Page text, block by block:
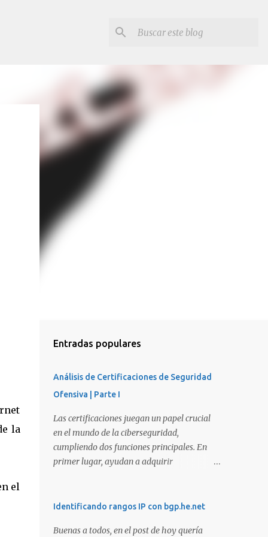
la
el
Entradas populares
Análisis de Certificaciones de Seguridad
Ofensiva | Parte I
Las certificaciones juegan un papel crucial
en el mundo de la ciberseguridad,
cumpliendo dos funciones principales. En
primer lugar, ayudan a adquirir
lugar, proporcionan una manera de
y habilidades. El problema es que, debido a
Identificando rangos IP con bgp.he.net
Buenas a todos, en el post de hoy quería